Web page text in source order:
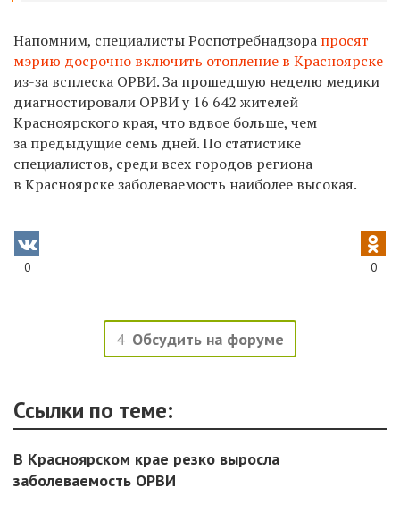
Напомним, специалисты Роспотребнадзора просят
мэрию досрочно включить отопление в Красноярске
из-за всплеска ОРВИ. За прошедшую неделю медики
диагностировали ОРВИ у 16 642 жителей
Красноярского края, что вдвое больше, чем
за предыдущие семь дней. По статистике
специалистов, среди всех городов региона
в Красноярске заболеваемость наиболее высокая.
0 0
4 Обсудить на форуме
Ссылки по теме:
В Красноярском крае резко выросла
заболеваемость ОРВИ